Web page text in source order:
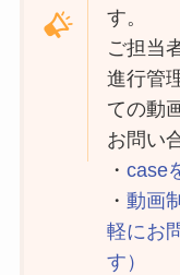
す。
ご担当
進行管
ての動
お問い
・case
・動画
軽にお
す）